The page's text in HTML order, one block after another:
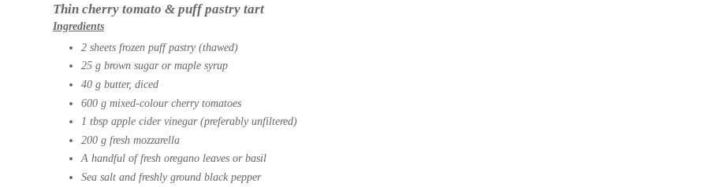
Thin cherry tomato & puff pastry tart
Ingredients
2 sheets frozen puff pastry (thawed)
25 g brown sugar or maple syrup
40 g butter, diced
600 g mixed-colour cherry tomatoes
1 tbsp apple cider vinegar (preferably unfiltered)
200 g fresh mozzarella
A handful of fresh oregano leaves or basil
Sea salt and freshly ground black pepper